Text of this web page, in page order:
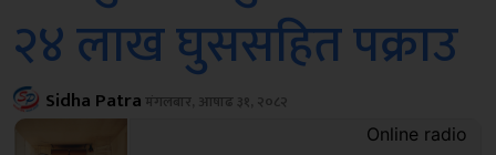
२४ लाख घुससहित पक्राउ
Sidha Patraमंगलबार, आषाढ ३१, २०८२